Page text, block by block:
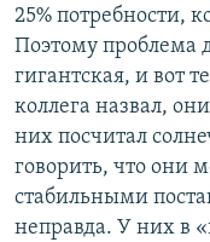
25% потребности,
Поэтому проблема
гигантская, и вот
коллега назвал,
них посчитал
говорить, что они
стабильными
неправда. У них в